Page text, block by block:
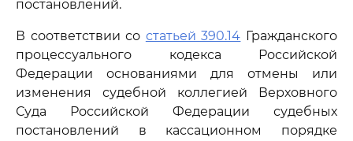
постановлений.
В соответствии со статьей 390.14 Гражданского
процессуального кодекса Российской
Федерации основаниями для отмены или
изменения судебной коллегией Верховного
Суда Российской Федерации судебных
постановлений в кассационном порядке